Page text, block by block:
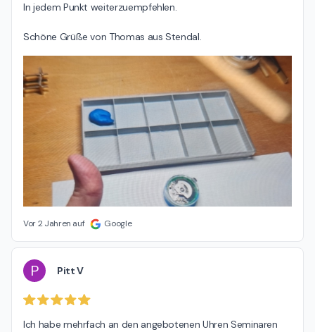
In jedem Punkt weiterzuempfehlen.
Schöne Grüße von Thomas aus Stendal.
Vor 2 Jahren auf Google
P Pitt V
Ich habe mehrfach an den angebotenen Uhren Seminaren